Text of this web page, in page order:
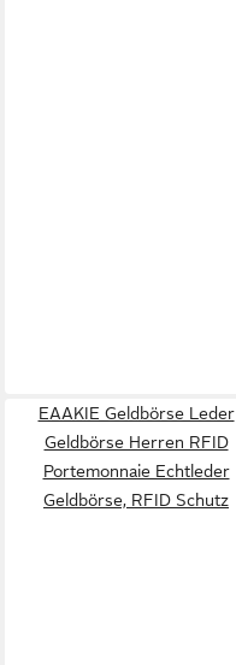
EAAKIE Geldbörse Leder
Geldbörse Herren RFID
Portemonnaie Echtleder
Geldbörse, RFID Schutz